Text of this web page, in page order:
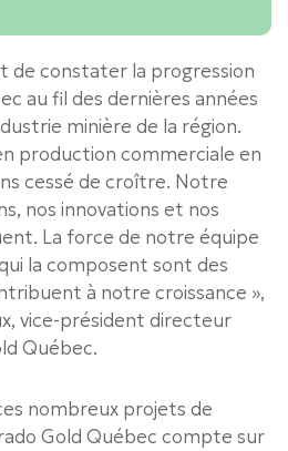
de constater la progression
au fil des dernières années
minière de la région.
production commerciale en
cessé de croître. Notre
nos innovations et nos
La force de notre équipe
la composent sont des
à notre croissance »,
vice-président directeur
Québec.
nombreux projets de
Gold Québec compte sur